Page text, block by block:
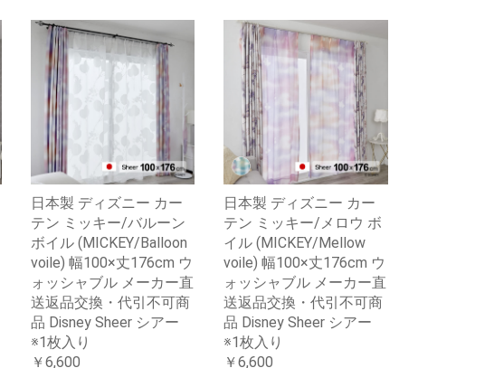
日本製 ディズニー カー
テン ミッキー/バルーン
ボイル (MICKEY/Balloon
voile) 幅100×丈176cm ウ
ォッシャブル メーカー直
送返品交換・代引不可商
品 Disney Sheer シアー
※1枚入り
￥6,600
日本製 ディズニー カー
テン ミッキー/メロウ ボ
イル (MICKEY/Mellow
voile) 幅100×丈176cm ウ
ォッシャブル メーカー直
送返品交換・代引不可商
品 Disney Sheer シアー
※1枚入り
￥6,600